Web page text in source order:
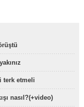
terk etmeli
nasıl?(+video)